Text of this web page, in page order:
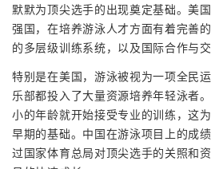
默默为顶尖选手的出现奠定基础。美
强国，在培养游泳人才方面有着完善
的多层级训练系统，以及国际合作与交
特别是在美国，游泳被视为一项全民
乐部都投入了大量资源培养年轻泳者
小的年龄就开始接受专业的训练，这
早期的基础。中国在游泳项目上的成
过国家体育总局对顶尖选手的关照和